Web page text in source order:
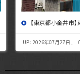
【東京都小金井市】東京都
UP : 2026年07月27日 ,